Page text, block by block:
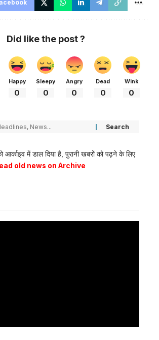
Did like the post ?
Happy
0
Sleepy
0
Angry
0
Dead
0
Wink
0
आर्काइव में डाल दिया है, पुरानी खबरों को पढ़ने के लिए
old news on Archive